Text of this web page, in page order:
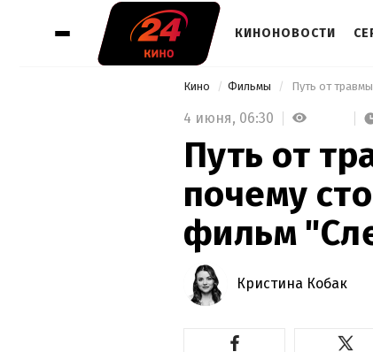
КИНОНОВОСТИ
Кино Фильмы Путь от
4 июня, 06:30
Путь от
почему
фильм
Кристина Кобак